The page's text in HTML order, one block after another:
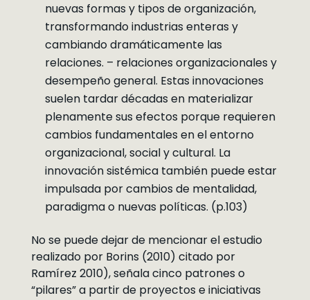
nuevas formas y tipos de organización,
transformando industrias enteras y
cambiando dramáticamente las
relaciones. – relaciones organizacionales y
desempeño general. Estas innovaciones
suelen tardar décadas en materializar
plenamente sus efectos porque requieren
cambios fundamentales en el entorno
organizacional, social y cultural. La
innovación sistémica también puede estar
impulsada por cambios de mentalidad,
paradigma o nuevas políticas. (p.103)
No se puede dejar de mencionar el estudio
realizado por Borins (2010) citado por
Ramírez 2010), señala cinco patrones o
“pilares” a partir de proyectos e iniciativas